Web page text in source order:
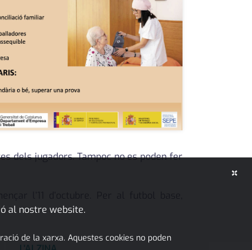
dels jugadors. Tampoc no es poden fer
×
al nostre website.
de la xarxa. Aquestes cookies no poden